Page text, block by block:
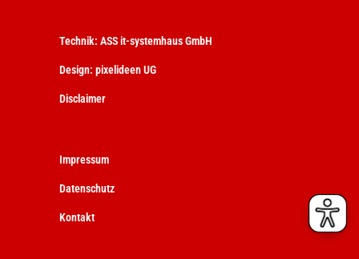
Technik: ASS it-systemhaus GmbH
Design: pixelideen UG
Disclaimer
Impressum
Datenschutz
Kontakt